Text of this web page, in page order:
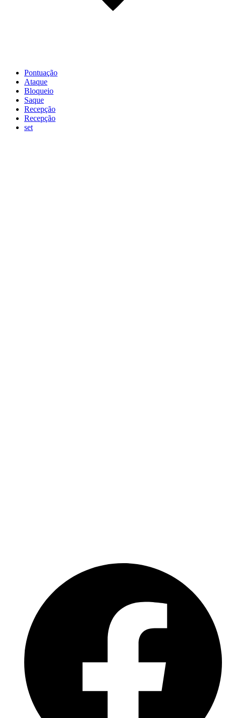
Pontuação
Ataque
Bloqueio
Saque
Recepção
Recepção
set